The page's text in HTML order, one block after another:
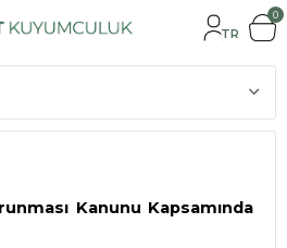
TR
0
Kanunu Kapsamında